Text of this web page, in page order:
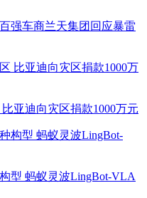
强车商兰天集团回应暴雷
亚迪向灾区捐款1000万元
型 蚂蚁灵波LingBot-VLA